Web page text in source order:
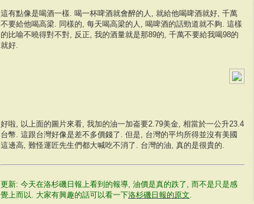
這有點像是喝酒一樣. 喝一杯啤酒就會醉的人, 就給他喝啤酒就好, 千萬
不要給他喝高梁. 同樣的, 每天喝高梁的人, 喝啤酒的話勁道就不夠. 這樣
的比喻不曉得對不對, 反正, 我的酒量就是那89的, 千萬不要給我喝98的
就好.
好啦, 以上面的圖片來看, 我加的油一加崙要2.79美金, 相當於一公升23.4
台幣. 這跟台灣好像是差不多價錢了. 但是, 台灣的平均所得並沒有美國
這邊高, 難怪運匠先生們都大喊吃不消了. 台灣的油, 真的是很貴的.
更新: 今天在洛杉磯日報上看到的報導, 油價是真的跌了, 而不是只是感
覺上而以. 大家有興趣的話可以看一下洛杉磯日報的原文.